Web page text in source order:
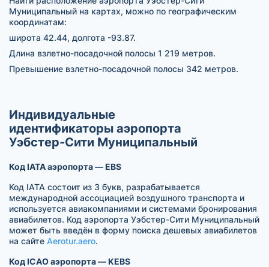
Муниципальный на картах, можно по географическим
координатам:
широта 42.44, долгота -93.87.
Длина взлетно-посадочной полосы 1 219 метров.
Превышение взлетно-посадочной полосы 342 метров.
Индивидуальные
идентификаторы аэропорта
Уэбстер-Сити Муниципальный
Код IATA аэропорта — EBS
Код IATA состоит из 3 букв, разрабатывается
международной ассоциацией воздушного транспорта и
используется авиакомпаниями и системами бронирования
авиабилетов. Код аэропорта Уэбстер-Сити Муниципальный
может быть введён в форму поиска дешевых авиабилетов
на сайте Aerotur.aero.
Код ICAO аэропорта — KEBS